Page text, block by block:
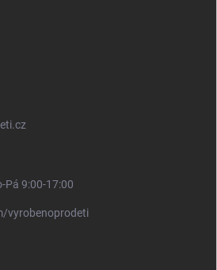
Pá 9:00-17:00
vyrobenoprodeti